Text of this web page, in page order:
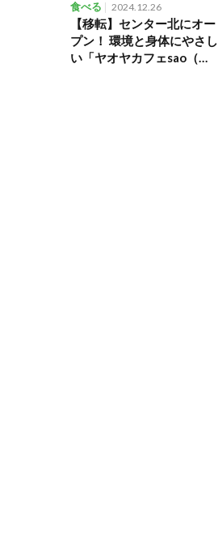
食べる 2024.12.26
【移転】センター北にオー
プン！ 環境と身体にやさし
い「ヤオヤカフェsao（サ